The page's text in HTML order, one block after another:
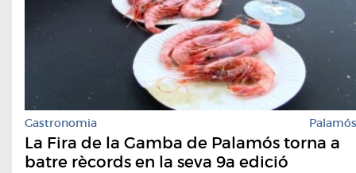
Gastronomia Palamós
La Fira de la Gamba de Palamós torna a
batre rècords en la seva 9a edició